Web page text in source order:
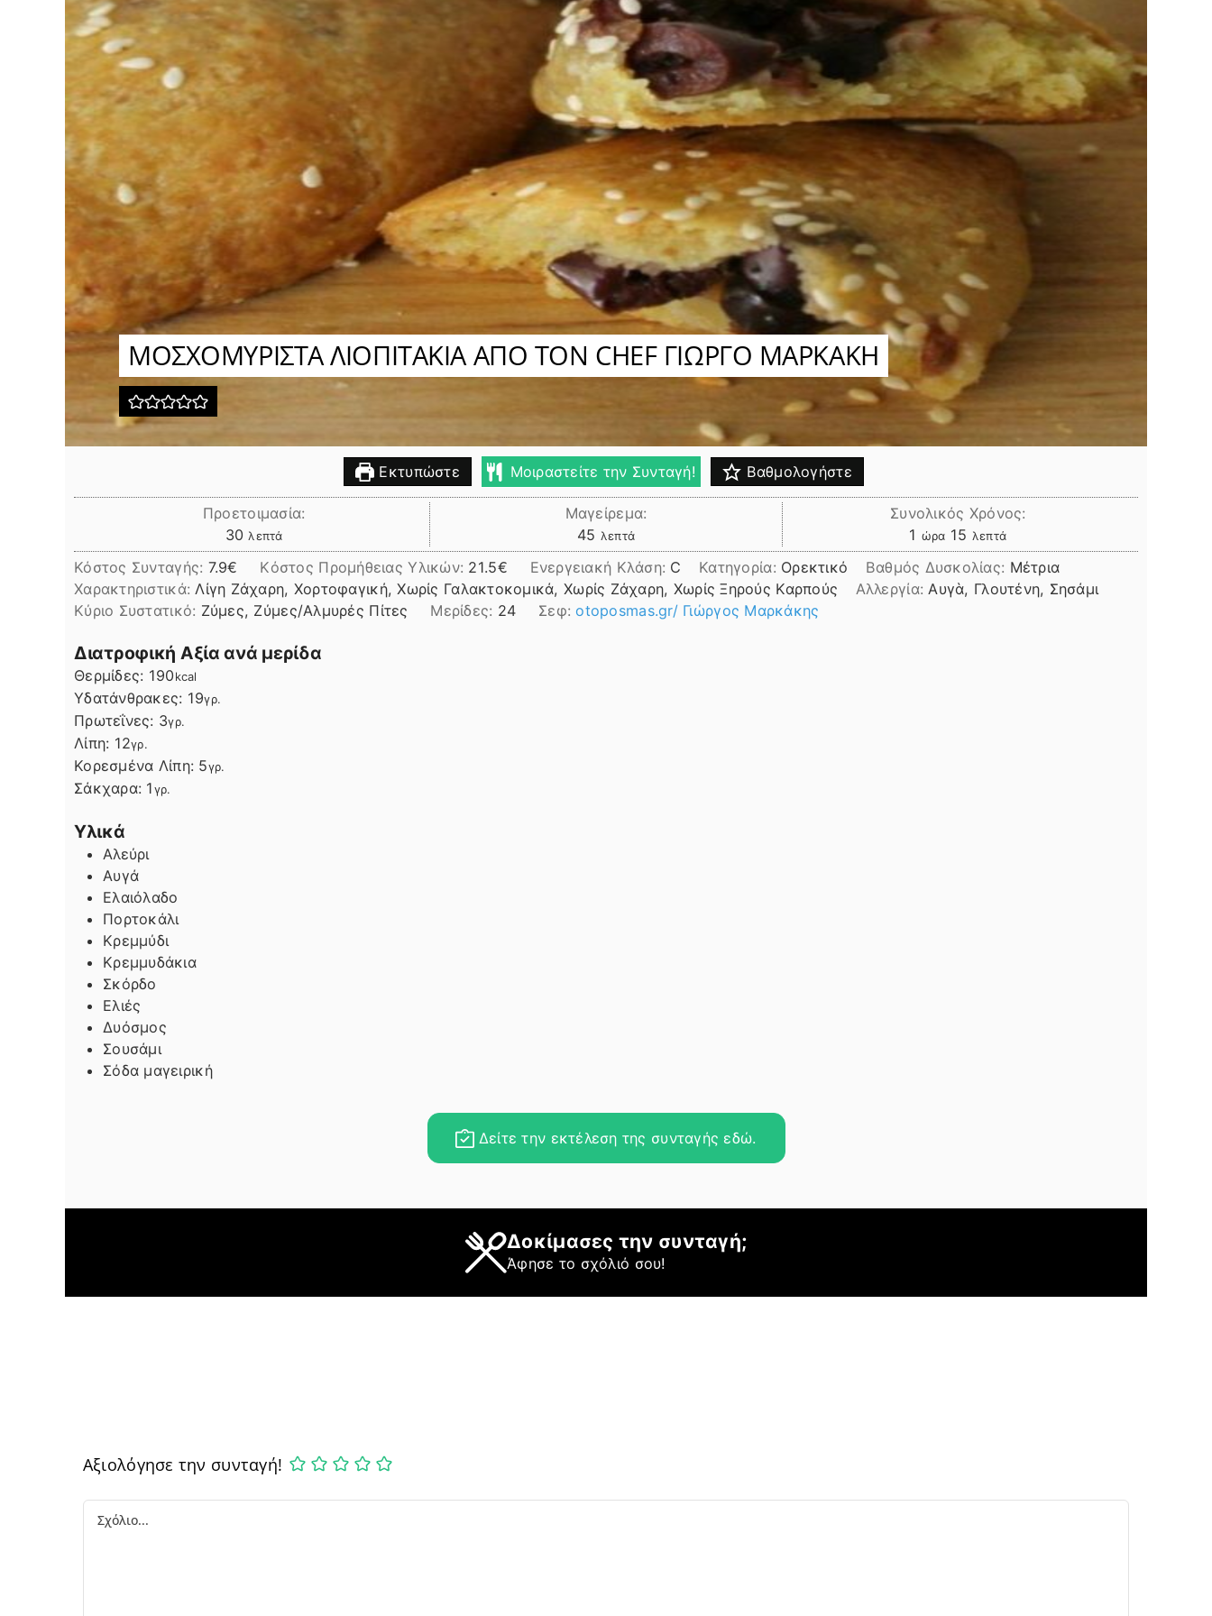
ΜΟΣΧΟΜΥΡΙΣΤΑ ΛΙΟΠΙΤΑΚΙΑ ΑΠΟ ΤΟΝ CHEF ΓΙΩΡΓΟ ΜΑΡΚΑΚΗ
Εκτυπώστε Μοιραστείτε την Συνταγή! Βαθμολογήστε
Προετοιμασία:
30 λεπτά
λεπτά
Μαγείρεμα:
45 λεπτά
λεπτά
Συνολικός Χρόνος:
1 ώρα
ώρα 15 λεπτά
λεπτά
Κόστος Συνταγής: 7.9€ Kόστος Προμήθειας Υλικών: 21.5 Ενεργειακή Κλάση: C Κατηγορία: Ορεκτικό Βαθμός Δυσκολίας: Μέτρια
Χαρακτηριστικά: Λίγη Ζάχαρη, Χορτοφαγική, Χωρίς Γαλακτοκομικά, Χωρίς Ζάχαρη, Χωρίς Ξηρούς Καρπούς Αλλεργία: Αυγὰ, Γλουτένη, Σησάμι
Kύριο Συστατικό: Ζύμες, Ζύμες/Αλμυρές Πίτες Μερίδες: 24 Σεφ:otoposmas.gr/ Γιώργος Μαρκάκης
Διατροφική Αξία ανά μερίδα
Θερμίδες: 190kcal
Υδατάνθρακες: 19γρ.
Πρωτεΐνες: 3γρ.
Λίπη
Λίπη: 12γρ.
Κορεσμένα Λίπη: 5γρ.
Σάκχαρα: 1γρ.
Υλικά
Αλεύρι
Αυγά
Ελαιόλαδο
Πορτοκάλι
Κρεμμύδι
Κρεμμυδάκια
Σκόρδο
Ελιές
Δυόσμος
Σουσάμι
Σόδα μαγειρική
Δείτε την εκτέλεση της συνταγής εδώ.
Δοκίμασες την συνταγή;
Άφησε το σχόλιό σου!
Αξιολόγησε την συνταγή!
Comment